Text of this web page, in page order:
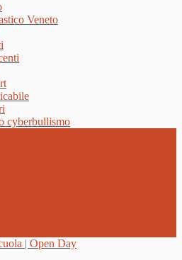
Veneto
cyberbullismo
| Open Day